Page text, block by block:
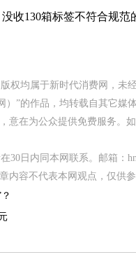
收130箱标签不符合规
权均属于新时代消费网，未
”的作品，均转载自其它
意在为公众提供免费服务。
30日内同本网联系。邮箱：
内容不代表本网观点，仅供